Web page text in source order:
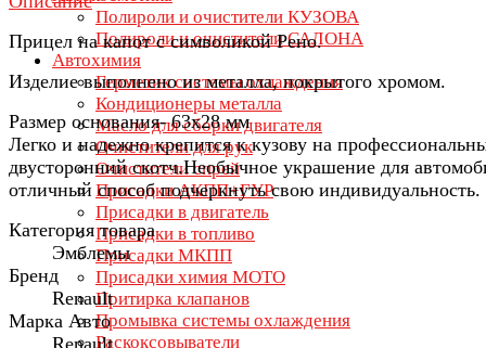
Полироли и очистители КУЗОВА
Полироли и очистители САЛОНА
Автохимия
Герметик системы охлаждения
Кондиционеры металла
Масло для сборки двигателя
Очистители для рук
Очистители спрей
Присадки АКПП+ГУР
Присадки в двигатель
Присадки в топливо
Присадки МКПП
Присадки химия МОТО
Притирка клапанов
Промывка системы охлаждения
Раскоксовыватели
Прицел на капот с символикой Рено.
Изделие выполнено из металла, покрытого хромом.
Размер основания- 63х28 мм
Легко и надежно крепится к кузову на
двусторонний скотч.Необычное украшение для
отличный способ подчеркнуть свою индивидуальность.
Категория товара
Эмблемы
Бренд
Renault
Марка Авто
Renault